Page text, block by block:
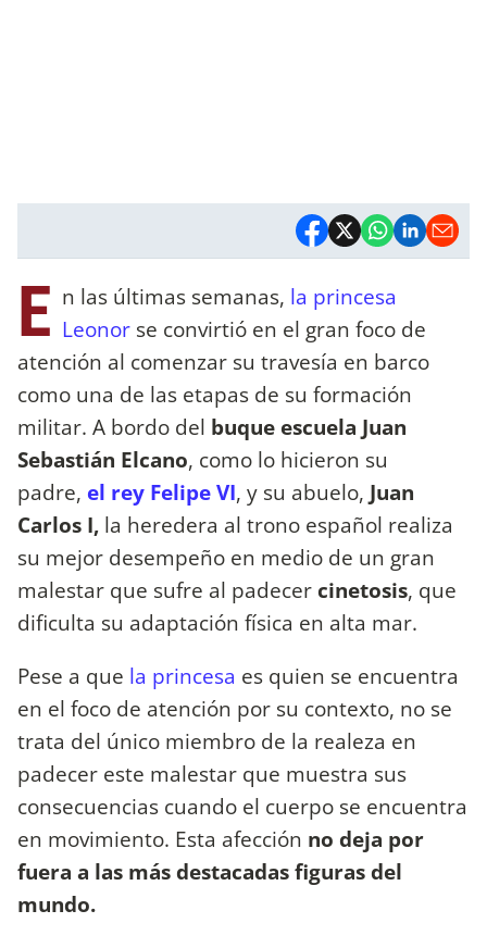
E n las últimas semanas, la princesa
Leonor se convirtió en el gran foco de
atención al comenzar su travesía en barco
como una de las etapas de su formación
militar. A bordo del buque escuela Juan
Sebastián Elcano, como lo hicieron su
padre, el rey Felipe VI, y su abuelo, Juan
Carlos I, la heredera al trono español realiza
su mejor desempeño en medio de un gran
malestar que sufre al padecer cinetosis, que
dificulta su adaptación física en alta mar.
Pese a que la princesa es quien se encuentra
en el foco de atención por su contexto, no se
trata del único miembro de la realeza en
padecer este malestar que muestra sus
consecuencias cuando el cuerpo se encuentra
en movimiento. Esta afección no deja por
fuera a las más destacadas figuras del
mundo.